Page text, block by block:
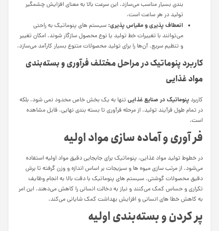
بندی بسیار مناسب می‌سازد. این سرعت بالا به معنای افزایش چشمگیر
تولید در هر ساعت است.
انعطاف‌ پذیری و مقیاس‌ پذیری: سیستم‌ های پنوماتیک به راحتی
می‌توانند با تغییرات خط تولید یا نوع محصول سازگار شوند. امکان تغییر
و تنظیم سریع، آن‌ها را برای تولید محصولات متنوع بسیار کارآمد می‌سازد.
کاربرد پنوماتیک در مراحل مختلف فرآوری و بسته‌بندی
مواد غذایی
کاربردپنوماتیک در صنایع غذایی تنها به یک بخش خاص محدود نمی‌ شود، بلکه
در تمام طول فرآیند تولید، از مرحله فرآوری تا بسته‌ بندی نهایی، قابل مشاهده
است.
فر آوری و آماده‌ سازی مواد اولیه
در خطوط تولید مواد غذایی، پنوماتیک برای جابجایی دقیق مواد اولیه استفاده
می‌شود. از مرتب‌ سازی میوه‌ ها و سبزیجات بر اساس اندازه و وزن گرفته تا برش
دقیق محصولات گوشتی، سیستم‌ های پنوماتیک با دقت بالا به انجام وظایف
تکراری و حساس کمک می‌کنند و نیاز به دخالت انسانی را کاهش می‌دهند. این امر
به کاهش خطا های انسانی و افزایش بهداشت کمک شایانی می‌کند.
پر کردن و بسته‌بندی اولیه